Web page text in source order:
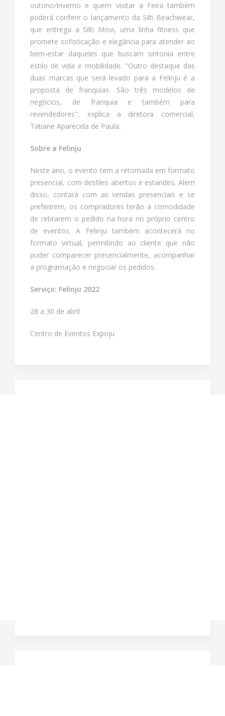
outono/inverno e quem visitar a Feira também
poderá conferir o lançamento da Silti Beachwear,
que entrega a Silti Movi, uma linha fitness que
promete sofisticação e elegância para atender ao
bem-estar daqueles que buscam sintonia entre
estilo de vida e mobilidade. "Outro destaque das
duas marcas que será levado para a Felinju é a
proposta de franquias. São três modelos de
negócios, de franquia e também para
revendedores", explica a diretora comercial,
Tatiane Aparecida de Paula.
Sobre a Felinju
Neste ano, o evento tem a retomada em formato
presencial, com desfiles abertos e estandes. Além
disso, contará com as vendas presenciais e se
preferirem, os compradores terão a comodidade
de retirarem o pedido na hora no próprio centro
de eventos. A Felinju também acontecerá no
formato virtual, permitindo ao cliente que não
puder comparecer presencialmente, acompanhar
a programação e negociar os pedidos.
Serviço: Felinju 2022
28 a 30 de abril
Centro de Eventos Expoju